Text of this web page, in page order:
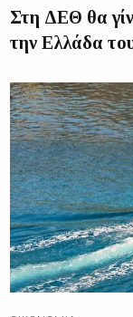
Στη ΔΕΘ θα
την Ελλάδα